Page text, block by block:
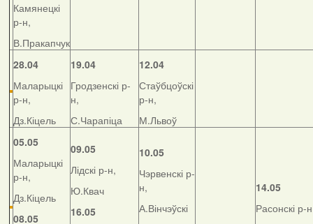
Камянецкі
р-н,
В.Пракапчук
28.04
Маларыцкі
р-н,
Дз.Кіцель
19.04
Гродзенскі р-
н,
С.Чарапіца
12.04
Стаўбцоўскі
р-н,
М.Львоў
05.05
Маларыцкі
р-н,
Дз.Кіцель
08.05
09.05
Лідскі р-н,
Ю.Квач
16.05
10.05
Чэрвенскі р-
н,
А.Вінчэўскі
14.05
Расонскі р-